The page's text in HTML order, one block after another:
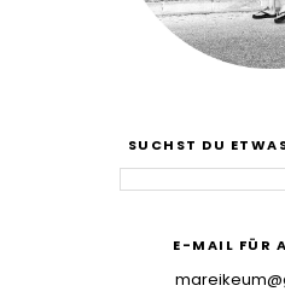
SUCHST DU
E-MAIL FÜR